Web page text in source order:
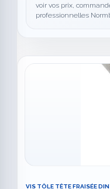
voir vos prix,
professionnelles
VIS TÔLE TÊTE FRAISÉE